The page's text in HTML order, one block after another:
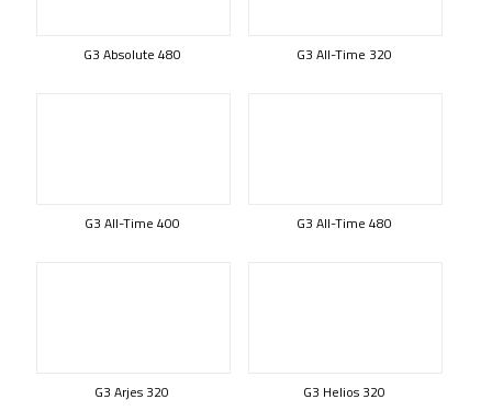
G3 Absolute 480 G3 All-Time 320
G3 All-Time 400 G3 All-Time 480
G3 Arjes 320 G3 Helios 320